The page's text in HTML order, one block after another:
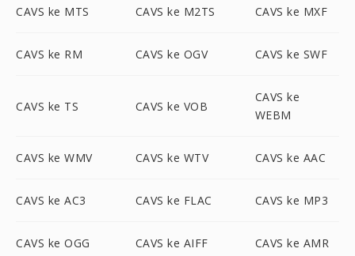
CAVS ke MTS CAVS ke M2TS CAVS ke MXF
CAVS ke RM CAVS ke OGV CAVS ke SWF
CAVS ke TS CAVS ke VOB
CAVS ke
WEBM
CAVS ke WMV CAVS ke WTV CAVS ke AAC
CAVS ke AC3 CAVS ke FLAC CAVS ke MP3
CAVS ke OGG CAVS ke AIFF CAVS ke AMR